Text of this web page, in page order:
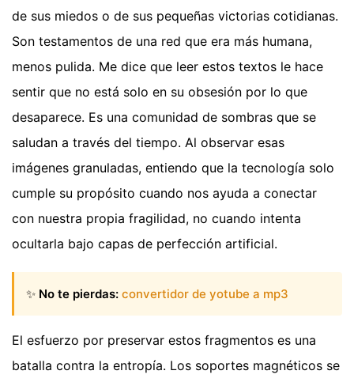
de sus miedos o de sus pequeñas victorias cotidianas.
Son testamentos de una red que era más humana,
menos pulida. Me dice que leer estos textos le hace
sentir que no está solo en su obsesión por lo que
desaparece. Es una comunidad de sombras que se
saludan a través del tiempo. Al observar esas
imágenes granuladas, entiendo que la tecnología solo
cumple su propósito cuando nos ayuda a conectar
con nuestra propia fragilidad, no cuando intenta
ocultarla bajo capas de perfección artificial.
✨ No te pierdas: convertidor de yotube a mp3
El esfuerzo por preservar estos fragmentos es una
batalla contra la entropía. Los soportes magnéticos se